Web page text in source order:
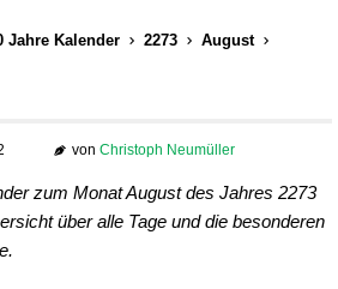
Jahre Kalender 2273 August
von Christoph Neumüller
zum Monat August des Jahres 2273
über alle Tage und die besonderen